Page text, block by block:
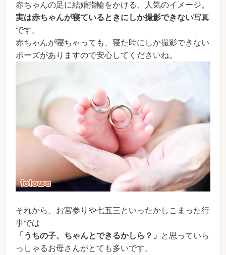
赤ちゃんの足に結婚指輪をかける、人気のイメージ。
実は赤ちゃんが寝ているときにしか撮影できない写真
です。
赤ちゃんが寝ちゃっても、寝た時にしか撮影できない
ポーズがありますので安心してくださいね。
それから、お宮参りや七五三といったかしこまった行
事では
「うちの子、ちゃんとできるかしら？」
と思っていら
っしゃるお母さんがとても多いです。